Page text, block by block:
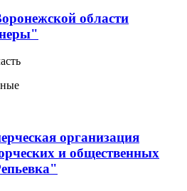
области
организация
и общественных